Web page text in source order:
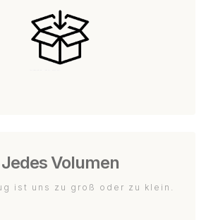
Jedes Volumen
ist uns zu groß oder zu klein.